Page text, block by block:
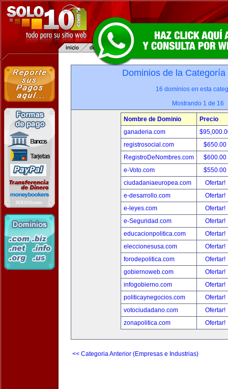
Dominios de la
16 dominios en esta
Mostrando 1 de 16
Nombre de Dominio
Precio
ganaderia.com
registrosocial.com
$650.00
RegistroDeNombres.com
$600.00
e-Voto.com
$550.00
ciudadaniaeuropea.com
Ofertar!
e-desarrollo.com
Ofertar!
e-leyes.com
Ofertar!
e-Seguridad.com
Ofertar!
educacionpolitica.com
Ofertar!
eleccionesusa.com
Ofertar!
forodepolitica.com
Ofertar!
gobiernoweb.com
Ofertar!
infogobierno.com
Ofertar!
politicaynegocios.com
Ofertar!
votociudadano.com
Ofertar!
zonapolitica.com
Ofertar!
<< Categoria Anterior (Empresas e Industrias)